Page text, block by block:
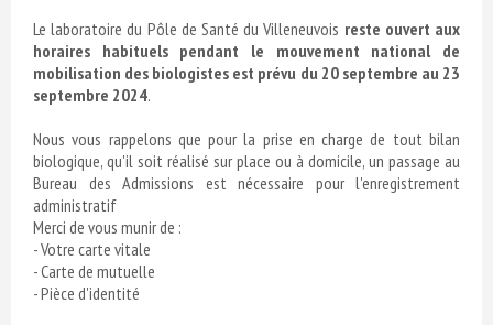
Le laboratoire du Pôle de Santé du Villeneuvois reste ouvert aux
horaires habituels pendant le mouvement national de
mobilisation des biologistes est prévu du 20 septembre au 23
septembre 2024.
Nous vous rappelons que pour la prise en charge de tout bilan
biologique, qu'il soit réalisé sur place ou à domicile, un passage au
Bureau des Admissions est nécessaire pour l'enregistrement
administratif
Merci de vous munir de :
- Votre carte vitale
- Carte de mutuelle
- Pièce d'identité